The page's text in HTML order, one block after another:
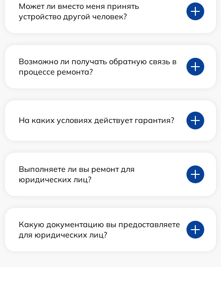
Может ли вместо меня принять
устройство другой человек?
Возможно ли получать обратную связь в
процессе ремонта?
На каких условиях действует гарантия?
Выполняете ли вы ремонт для
юридических лиц?
Какую документацию вы предоставляете
для юридических лиц?